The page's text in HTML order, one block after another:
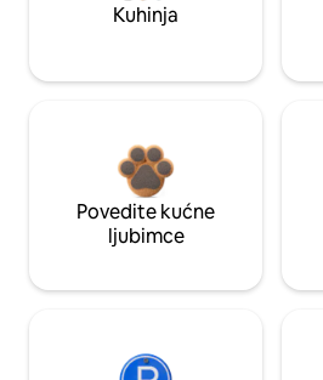
Kuhinja
Povedite kućne
ljubimce